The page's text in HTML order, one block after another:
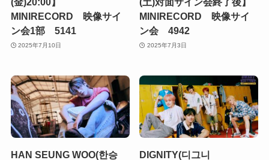
MINIRECORD 映像サイ
ン会1部 5141
2025年7月10日
MINIRECORD 映像サイ
ン会 4942
2025年7月3日
HAN SEUNG WOO(한승
DIGNITY(디그니